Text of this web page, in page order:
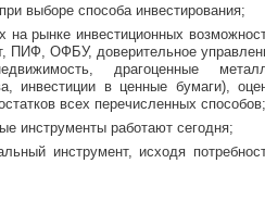
выборе способа инвестирования;
на рынке инвестиционных
ПИФ, ОФБУ, доверительное
драгоценные
инвестиции в ценные бумаги),
всех перечисленных способов;
инструменты работают сегодня;
инструмент, исходя